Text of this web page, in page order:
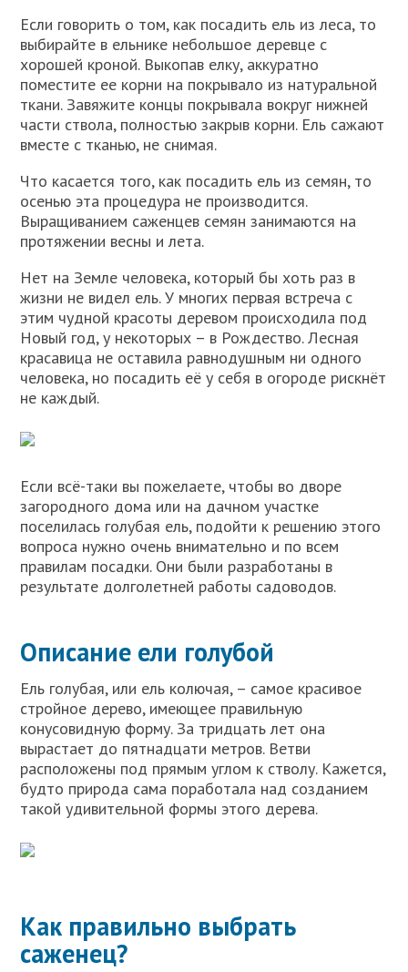
Если говорить о том, как посадить ель из леса, то
выбирайте в ельнике небольшое деревце с
хорошей кроной. Выкопав елку, аккуратно
поместите ее корни на покрывало из натуральной
ткани. Завяжите концы покрывала вокруг нижней
части ствола, полностью закрыв корни. Ель сажают
вместе с тканью, не снимая.
Что касается того, как посадить ель из семян, то
осенью эта процедура не производится.
Выращиванием саженцев семян занимаются на
протяжении весны и лета.
Нет на Земле человека, который бы хоть раз в
жизни не видел ель. У многих первая встреча с
этим чудной красоты деревом происходила под
Новый год, у некоторых – в Рождество. Лесная
красавица не оставила равнодушным ни одного
человека, но посадить её у себя в огороде рискнёт
не каждый.
Если всё-таки вы пожелаете, чтобы во дворе
загородного дома или на дачном участке
поселилась голубая ель, подойти к решению этого
вопроса нужно очень внимательно и по всем
правилам посадки. Они были разработаны в
результате долголетней работы садоводов.
Описание ели голубой
Ель голубая, или ель колючая, – самое красивое
стройное дерево, имеющее правильную
конусовидную форму. За тридцать лет она
вырастает до пятнадцати метров. Ветви
расположены под прямым углом к стволу. Кажется,
будто природа сама поработала над созданием
такой удивительной формы этого дерева.
Как правильно выбрать
саженец?